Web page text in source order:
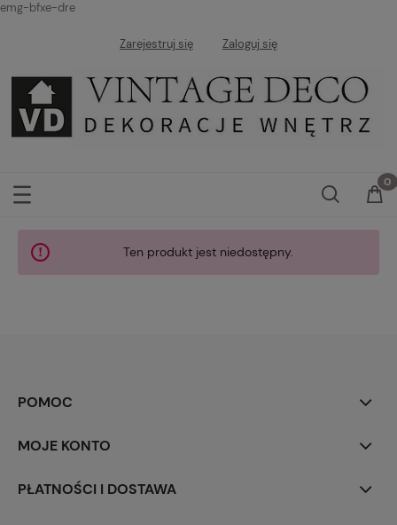
emg-bfxe-dre
Zarejestruj się Zaloguj się
Ten produkt jest niedostępny.
POMOC
MOJE KONTO
PŁATNOŚCI I DOSTAWA